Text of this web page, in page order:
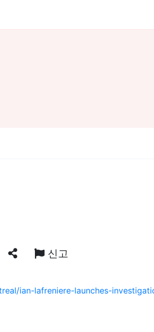
신고
ian-lafreniere-launches-